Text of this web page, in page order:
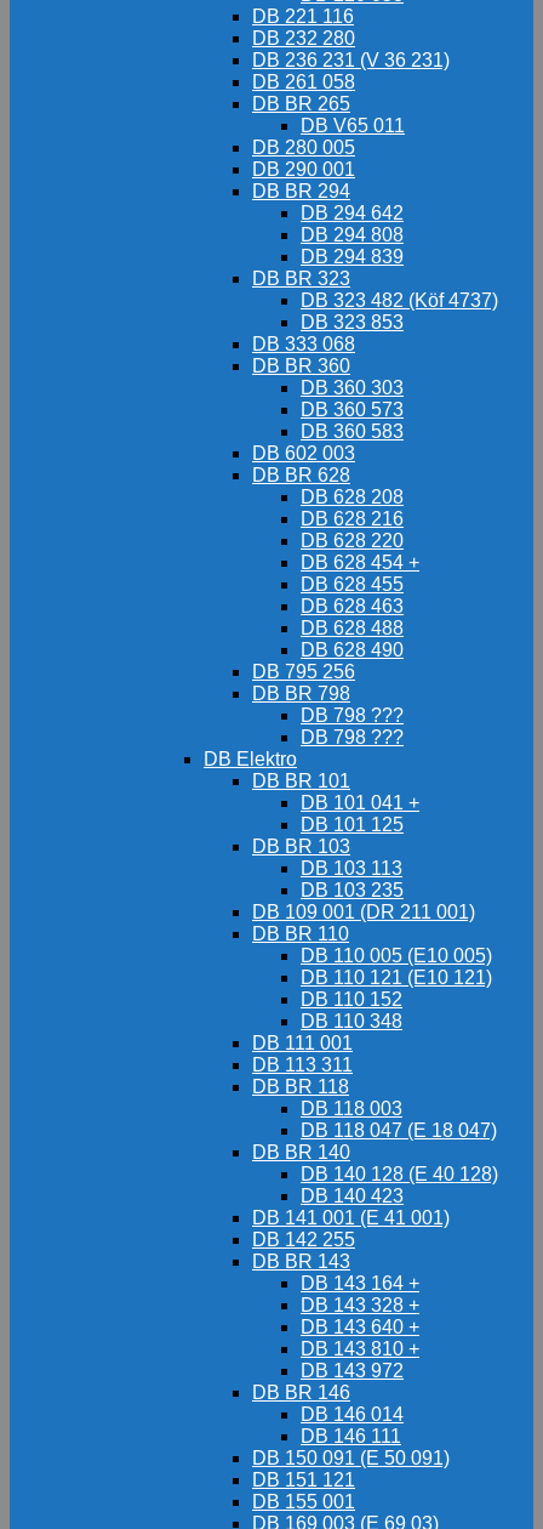
DB 221 116
DB 232 280
DB 236 231 (V 36 231)
DB 261 058
DB BR 265
DB V65 011
DB 280 005
DB 290 001
DB BR 294
DB 294 642
DB 294 808
DB 294 839
DB BR 323
DB 323 482 (Köf 4737)
DB 323 853
DB 333 068
DB BR 360
DB 360 303
DB 360 573
DB 360 583
DB 602 003
DB BR 628
DB 628 208
DB 628 216
DB 628 220
DB 628 454 +
DB 628 455
DB 628 463
DB 628 488
DB 628 490
DB 795 256
DB BR 798
DB 798 ???
DB 798 ???
DB Elektro
DB BR 101
DB 101 041 +
DB 101 125
DB BR 103
DB 103 113
DB 103 235
DB 109 001 (DR 211 001)
DB BR 110
DB 110 005 (E10 005)
DB 110 121 (E10 121)
DB 110 152
DB 110 348
DB 111 001
DB 113 311
DB BR 118
DB 118 003
DB 118 047 (E 18 047)
DB BR 140
DB 140 128 (E 40 128)
DB 140 423
DB 141 001 (E 41 001)
DB 142 255
DB BR 143
DB 143 164 +
DB 143 328 +
DB 143 640 +
DB 143 810 +
DB 143 972
DB BR 146
DB 146 014
DB 146 111
DB 150 091 (E 50 091)
DB 151 121
DB 155 001
DB 169 003 (E 69 03)